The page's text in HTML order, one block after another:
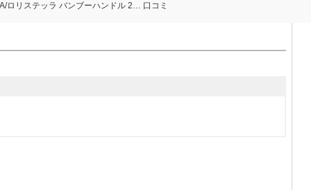
ロリステッラ バンブーハンドル 2… 口コミ